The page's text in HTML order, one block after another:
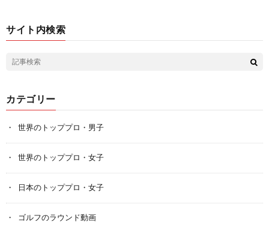
サイト内検索
カテゴリー
世界のトッププロ・男子
世界のトッププロ・女子
日本のトッププロ・女子
ゴルフのラウンド動画